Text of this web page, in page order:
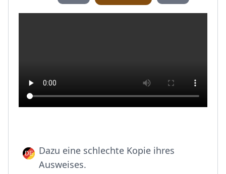
Dazu eine schlechte Kopie ihres
Ausweises.